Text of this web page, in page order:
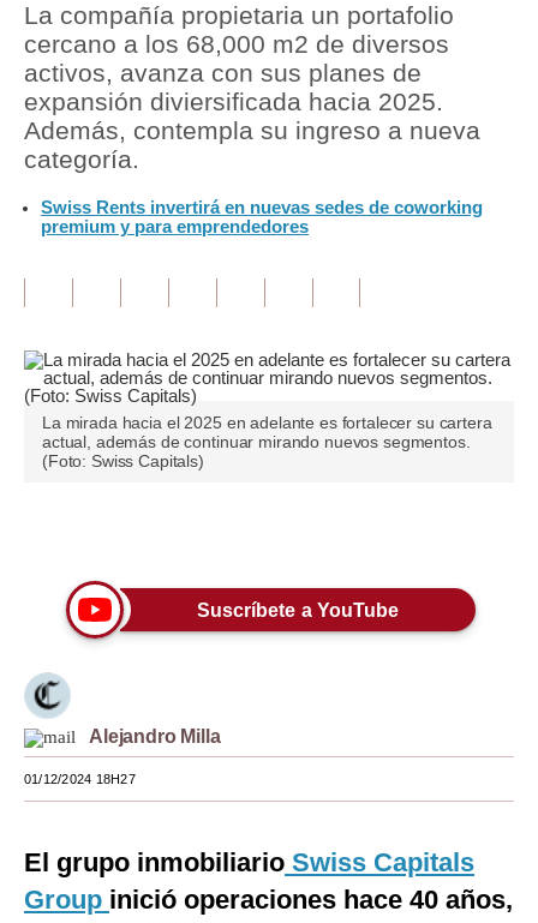
Finanzas Personales
Inmobiliarias
Plus G
Editorial
Tendencias
Lujo
Mundo
EEUU
México
Tecnología
Club del Suscriptor
La compañía propietaria un portafolio
cercano a los 68,000 m2 de diversos
activos, avanza con sus planes de
expansión diviersificada hacia 2025.
Además, contempla su ingreso a nueva
categoría.
Swiss Rents invertirá en nuevas sedes de coworking
premium y para emprendedores
La mirada hacia el 2025 en adelante es fortalecer su cartera
actual, además de continuar mirando nuevos segmentos.
(Foto: Swiss Capitals)
Suscríbete a YouTube
Alejandro Milla
01/12/2024 18H27
El grupo inmobiliario Swiss Capitals
Group inició operaciones hace 40 años,